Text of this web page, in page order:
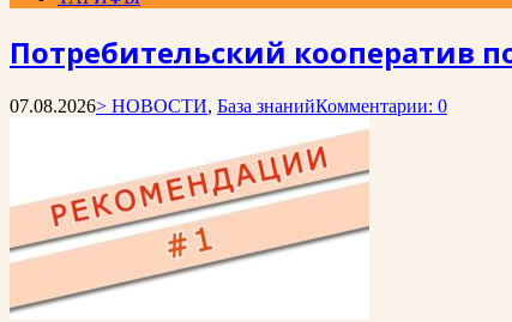
Потребительский кооператив
07.08.2026> НОВОСТИ, База знанийКомментарии: 0